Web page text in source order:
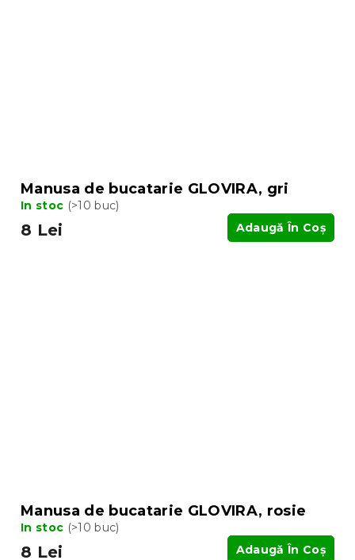
Manusa de bucatarie GLOVIRA, gri
In stoc (>10 buc)
8 Lei Adaugă În Coş
Manusa de bucatarie GLOVIRA, rosie
In stoc (>10 buc)
8 Lei Adaugă În Coş